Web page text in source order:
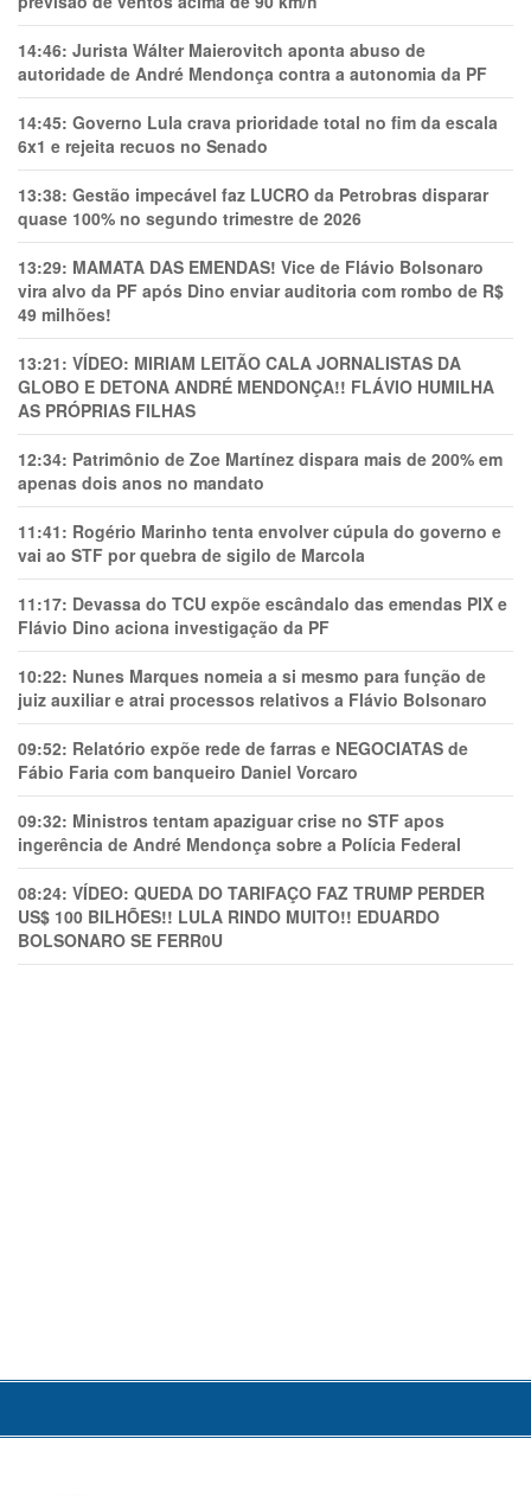
14:46: Jurista Wálter Maierovitch aponta abuso de
autoridade de André Mendonça contra a autonomia da PF
14:45: Governo Lula crava prioridade total no fim da escala
6x1 e rejeita recuos no Senado
13:38: Gestão impecável faz LUCRO da Petrobras disparar
quase 100% no segundo trimestre de 2026
13:29: MAMATA DAS EMENDAS! Vice de Flávio Bolsonaro
vira alvo da PF após Dino enviar auditoria com rombo de R$
49 milhões!
13:21: VÍDEO: MIRIAM LEITÃO CALA JORNALISTAS DA
GLOBO E DETONA ANDRÉ MENDONÇA!! FLÁVIO HUMILHA
AS PRÓPRIAS FILHAS
12:34: Patrimônio de Zoe Martínez dispara mais de 200% em
apenas dois anos no mandato
11:41: Rogério Marinho tenta envolver cúpula do governo e
vai ao STF por quebra de sigilo de Marcola
11:17: Devassa do TCU expõe escândalo das emendas PIX e
Flávio Dino aciona investigação da PF
10:22: Nunes Marques nomeia a si mesmo para função de
juiz auxiliar e atrai processos relativos a Flávio Bolsonaro
09:52: Relatório expõe rede de farras e NEGOCIATAS de
Fábio Faria com banqueiro Daniel Vorcaro
09:32: Ministros tentam apaziguar crise no STF apos
ingerência de André Mendonça sobre a Polícia Federal
08:24: VÍDEO: QUEDA DO TARIFAÇO FAZ TRUMP PERDER
US$ 100 BILHÕES!! LULA RINDO MUITO!! EDUARDO
BOLSONARO SE FERR0U